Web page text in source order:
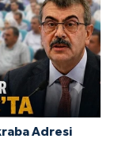
Adresi